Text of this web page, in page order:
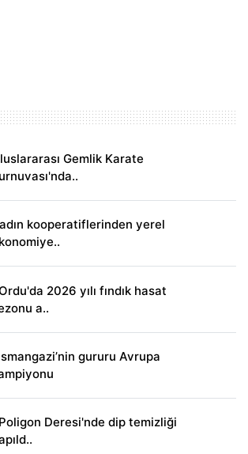
Gemlik Karate
kooperatiflerinden yerel
2026 yılı fındık hasat
a..
gururu Avrupa
Deresi'nde dip temizliği